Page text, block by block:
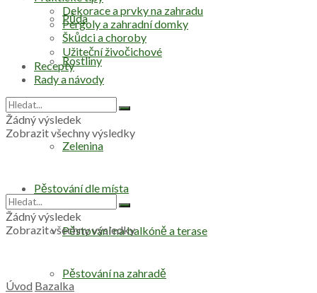
Půda
Rostliny
Zelenina
Pěstování dle místa
Pěstování na balkóně a terase
Pěstování na zahradě
Dekorace a prvky na zahradu
Pergoly a zahradní domky
Škůdci a choroby
Užiteční živočichové
Recepty
Rady a návody
Žádný výsledek
Zobrazit všechny výsledky
Žádný výsledek
Zobrazit všechny výsledky
Úvod Bazalka